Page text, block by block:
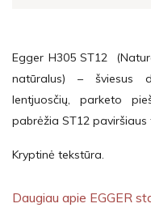
Egger H305 ST12
natūralus) – šviesus
lentjuosčių, parketo
pabrėžia ST12 paviršiaus
Kryptinė tekstūra.
Daugiau apie EGGER